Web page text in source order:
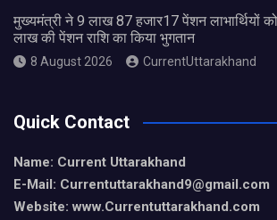
मुख्यमंत्री ने 9 लाख 87 हजार17 पेंशन लाभार्थियों
लाख की पेंशन राशि का किया भुगतान
8 August 2026 CurrentUttarakhand
Quick Contact
Name: Current Uttarakhand
E-Mail: Currentuttarakhand9@gmail.com
Website: www.Currentuttarakhand.com